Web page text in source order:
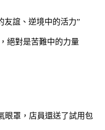
友誼、逆境中的活力”
絕對是苦難中的力量
眼罩，店員還送了試用包